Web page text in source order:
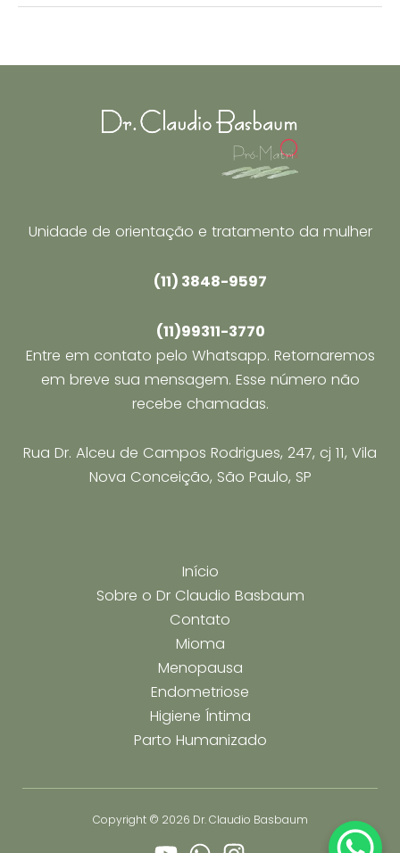
Unidade de orientação e tratamento da mulher
(11) 3848-9597
(11)99311-3770
Entre em contato pelo Whatsapp. Retornaremos
em breve sua mensagem. Esse número não
recebe chamadas.
Rua Dr. Alceu de Campos Rodrigues, 247, cj 11, Vila
Nova Conceição, São Paulo, SP
Início
Sobre o Dr Claudio Basbaum
Contato
Mioma
Menopausa
Endometriose
Higiene Íntima
Parto Humanizado
Copyright © 2026 Dr. Claudio Basbaum